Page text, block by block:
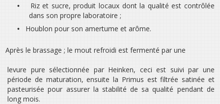
•
Riz et sucre, produit locaux dont la qualité est contrôlée
dans son propre laboratoire ;
• Houblon pour son amertume et arôme.
Après le brassage ; le mout refroidi est fermenté par une
levure pure sélectionnée par Heinken, ceci est suivi par une
période de maturation, ensuite la Primus est filtrée satinée et
pasteurisée pour assurer la stabilité de sa qualité pendant de
long mois.